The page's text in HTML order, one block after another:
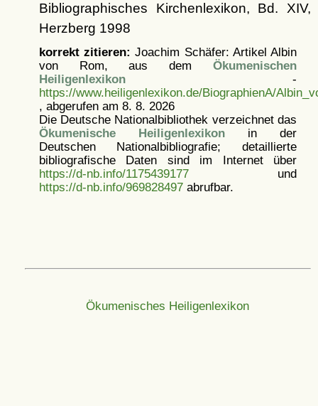
Bibliographisches Kirchenlexikon, Bd. XIV,
Herzberg 1998
korrekt zitieren: Joachim Schäfer: ArtikelAlbin
von Rom, aus dem Ökumenischen
Heiligenlexikon-
https://www.heiligenlexikon.de/BiographienA/
, abgerufen am 8. 8. 2026
Die Deutsche Nationalbibliothek verzeichnet das
Ökumenische Heiligenlexikonin der
Deutschen Nationalbibliografie; detaillierte
bibliografische Daten sind im Internet über
https://d-nb.info/1175439177und
https://d-nb.info/969828497abrufbar.
Ökumenisches Heiligenlexikon